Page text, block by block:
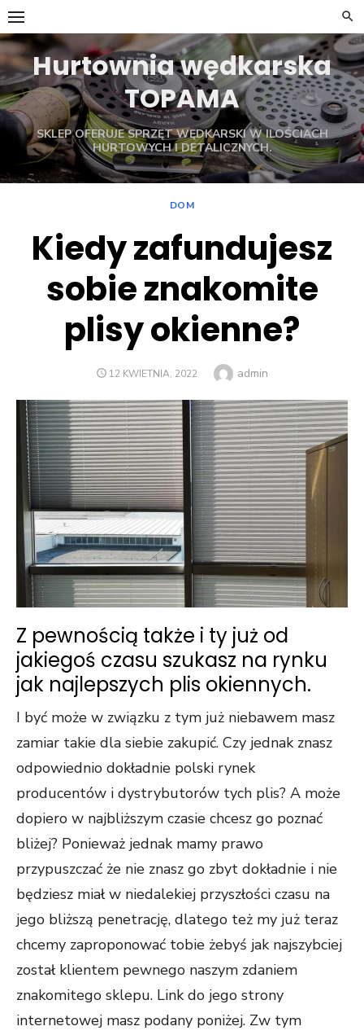
Skip
to
contentHurtownia wędkarska
TOPAMA
SKLEP OFERUJE SPRZĘT WĘDKARSKI W ILOŚCIACH
HURTOWYCH I DETALICZNYCH.
DOM
Kiedy zafundujesz
sobie znakomite
plisy okienne?
POSTED
12 KWIETNIA, 2022 Author
admin
Z pewnością także i ty już od
jakiegoś czasu szukasz na rynku
jak najlepszych plis okiennych.
I być może w związku z tym już niebawem masz
zamiar takie dla siebie zakupić. Czy jednak znasz
odpowiednio dokładnie polski rynek
producentów i dystrybutorów tych plis? A może
dopiero w najbliższym czasie chcesz go poznać
bliżej? Ponieważ jednak mamy prawo
przypuszczać że nie znasz go zbyt dokładnie i nie
będziesz miał w niedalekiej przyszłości czasu na
jego bliższą penetrację, dlatego też my już teraz
chcemy zaproponować tobie żebyś jak najszybciej
został klientem pewnego naszym zdaniem
znakomitego sklepu. Link do jego strony
internetowej masz podany poniżej. Zw tym